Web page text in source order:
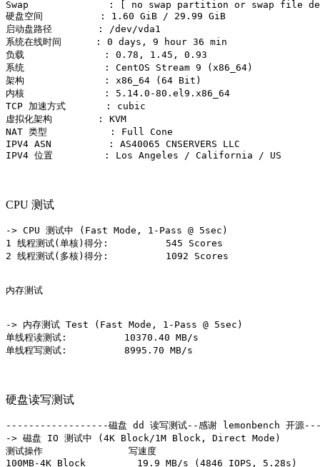
Swap              : [ no swap partition or swap file
硬盘空间          : 1.60 GiB / 29.99 GiB
启动盘路径        : /dev/vda1
系统在线时间      : 0 days, 9 hour 36 min
负载              : 0.78, 1.45, 0.93
系统              : CentOS Stream 9 (x86_64)
架构              : x86_64 (64 Bit)
内核              : 5.14.0-80.el9.x86_64
TCP 加速方式       : cubic
虚拟化架构        : KVM
NAT 类型           : Full Cone
IPV4 ASN          : AS40065 CNSERVERS LLC
CPU 测试
-> CPU 测试中 (Fast Mode, 1-Pass @ 5sec)
1 线程测试(单核)得分:          545 Scores
2 线程测试(多核)得分:          1092 Scores
内存测试
-> 内存测试 Test (Fast Mode, 1-Pass @ 5sec)
单线程读测试:          10370.40 MB/s
硬盘读写测试
------------------磁盘 dd 读写测试--感谢 lemonbench
-> 磁盘 IO 测试中 (4K Block/1M Block, Direct Mode)
测试操作               写速度
100MB-4K Block         19.9 MB/s (4846 IOPS, 5.28s)